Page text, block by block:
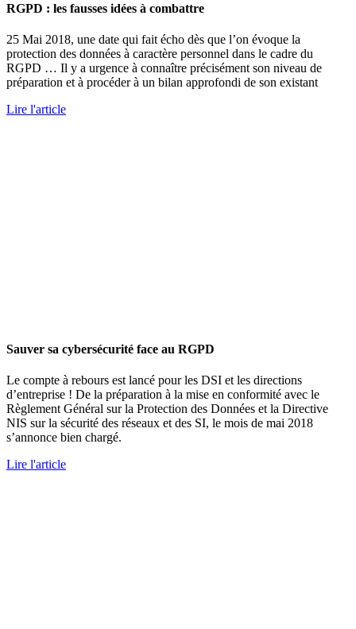
RGPD : les fausses idées à combattre
25 Mai 2018, une date qui fait écho dès que l’on évoque la
protection des données à caractère personnel dans le cadre du
RGPD … Il y a urgence à connaître précisément son niveau de
préparation et à procéder à un bilan approfondi de son existant
Lire l'article
Sauver sa cybersécurité face au RGPD
Le compte à rebours est lancé pour les DSI et les directions
d’entreprise ! De la préparation à la mise en conformité avec le
Règlement Général sur la Protection des Données et la Directive
NIS sur la sécurité des réseaux et des SI, le mois de mai 2018
s’annonce bien chargé.
Lire l'article